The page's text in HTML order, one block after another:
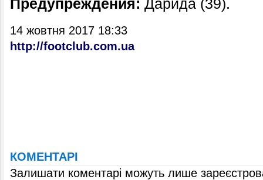
Предупреждения: Дарида (39).
14 жовтня 2017 18:33
http://footclub.com.ua
КОМЕНТАРІ
Залишати коментарі можуть лише